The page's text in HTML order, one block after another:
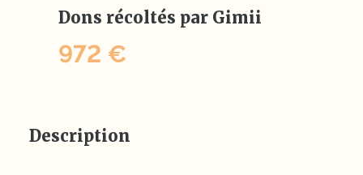
Dons récoltés par Gimii
972 €
Description